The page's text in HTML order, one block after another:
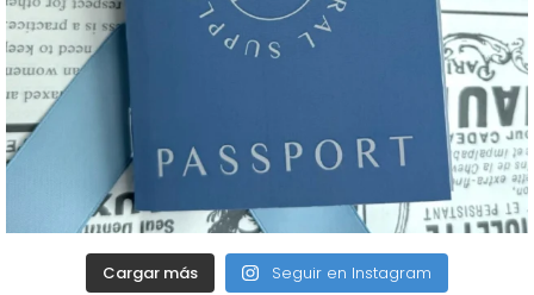
Cargar más Seguir en Instagram